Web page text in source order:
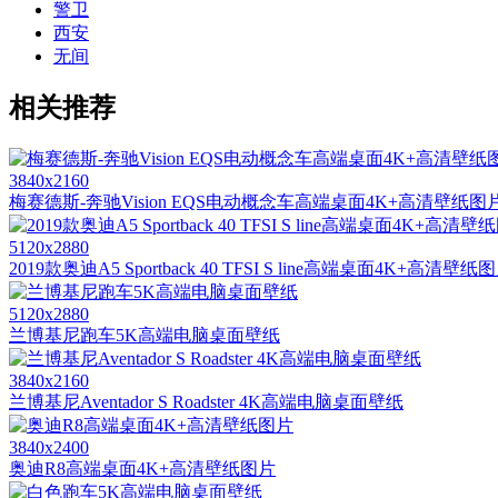
警卫
西安
无间
相关推荐
3840x2160
梅赛德斯-奔驰Vision EQS电动概念车高端桌面4K+高清壁纸图
5120x2880
2019款奥迪A5 Sportback 40 TFSI S line高端桌面4K+高清壁纸
5120x2880
兰博基尼跑车5K高端电脑桌面壁纸
3840x2160
兰博基尼Aventador S Roadster 4K高端电脑桌面壁纸
3840x2400
奥迪R8高端桌面4K+高清壁纸图片